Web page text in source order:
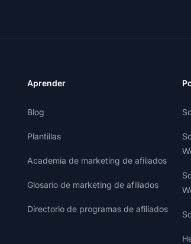
Aprender
Blog
Plantillas
Academia de marketing de afiliados
Glosario de marketing de afiliados
Directorio de programas de afiliados